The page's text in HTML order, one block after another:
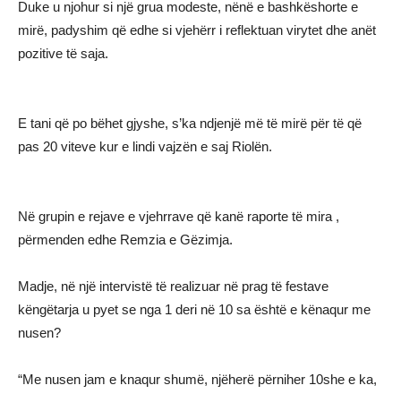
Duke u njohur si një grua modeste, nënë e bashkëshorte e
mirë, padyshim që edhe si vjehërr i reflektuan virytet dhe anët
pozitive të saja.
E tani që po bëhet gjyshe, s’ka ndjenjë më të mirë për të që
pas 20 viteve kur e lindi vajzën e saj Riolën.
Në grupin e rejave e vjehrrave që kanë raporte të mira ,
përmenden edhe Remzia e Gëzimja.
Madje, në një intervistë të realizuar në prag të festave
këngëtarja u pyet se nga 1 deri në 10 sa është e kënaqur me
nusen?
“Me nusen jam e knaqur shumë, njëherë përniher 10she e ka,